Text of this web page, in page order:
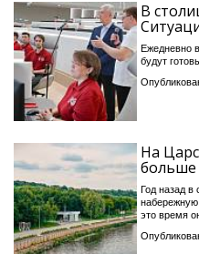
В
Ежедневно
будут
На
больше
Год назад в
это время